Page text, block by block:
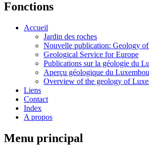
Fonctions
Accueil
Jardin des roches
Nouvelle publication: Geology of
Geological Service for Europe
Publications sur la géologie du
Aperçu géologique du
Overview of the geology of
Liens
Contact
Index
A propos
Menu principal